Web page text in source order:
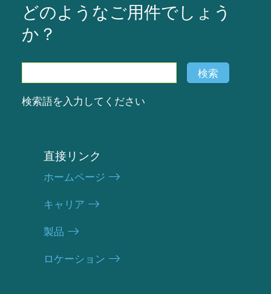
どのようなご用件でしょう
か？
索
検索
検索語を入力してください
直接リンク
ホームページ
キャリア
製品
ロケーション